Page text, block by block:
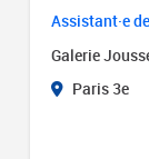
Assistant·e
Galerie
Paris 3e